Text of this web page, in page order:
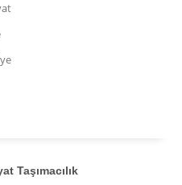
Taşımacılık